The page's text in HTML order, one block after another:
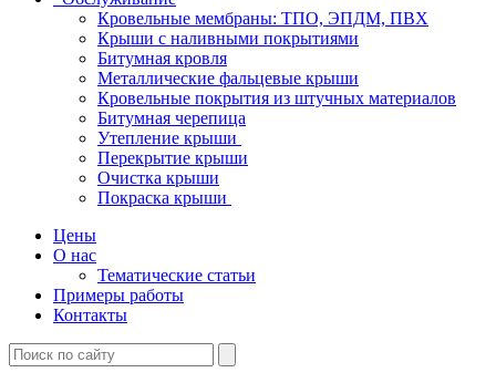
Кровельные мембраны: ТПО, ЭПДМ, ПВХ
Крыши с наливными покрытиями
Битумная кровля
Металлические фальцевые крыши
Кровельные покрытия из штучных материалов
Битумная черепица
Утепление крыши
Перекрытие крыши
Очистка крыши
Покраска крыши
Цены
О нас
Тематические статьи
Примеры работы
Контакты